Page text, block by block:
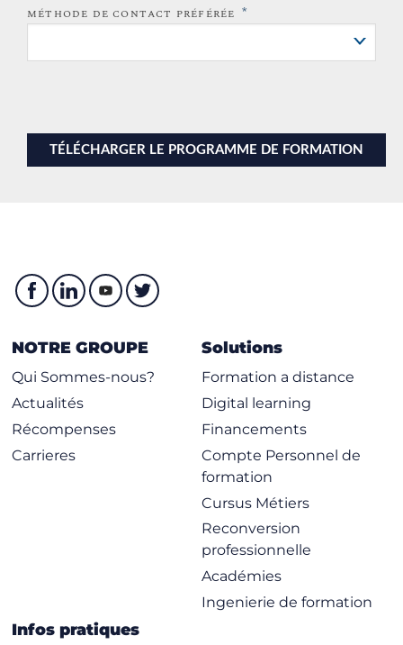
MÉTHODE DE CONTACT PRÉFÉRÉE *
NOTRE GROUPE
Qui Sommes-nous?
Actualités
Récompenses
Carrieres
Solutions
Formation a distance
Digital learning
Financements
Compte Personnel de
formation
Cursus Métiers
Reconversion
professionnelle
Académies
Ingenierie de formation
Infos pratiques